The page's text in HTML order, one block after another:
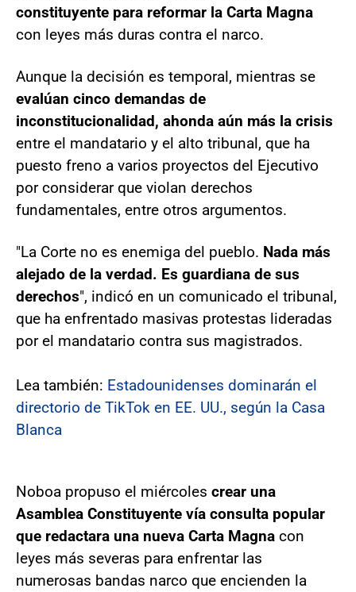
constituyente para reformar la Carta Magna
con leyes más duras contra el narco.
Aunque la decisión es temporal, mientras se
evalúan cinco demandas de
inconstitucionalidad, ahonda aún más la crisis
entre el mandatario y el alto tribunal, que ha
puesto freno a varios proyectos del Ejecutivo
por considerar que violan derechos
fundamentales, entre otros argumentos.
"La Corte no es enemiga del pueblo. Nada más
alejado de la verdad. Es guardiana de sus
derechos", indicó en un comunicado el tribunal,
que ha enfrentado masivas protestas lideradas
por el mandatario contra sus magistrados.
Lea también: Estadounidenses dominarán el
directorio de TikTok en EE. UU., según la Casa
Blanca
Noboa propuso el miércoles crear una
Asamblea Constituyente vía consulta popular
que redactara una nueva Carta Magna con
leyes más severas para enfrentar las
numerosas bandas narco que encienden la